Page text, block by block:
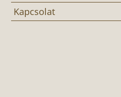
Kapcsolat